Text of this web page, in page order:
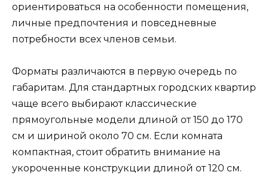
ориентироваться на особенности помещения,
личные предпочтения и повседневные
потребности всех членов семьи.
Форматы различаются в первую очередь по
габаритам. Для стандартных городских квартир
чаще всего выбирают классические
прямоугольные модели длиной от 150 до 170
см и шириной около 70 см. Если комната
компактная, стоит обратить внимание на
укороченные конструкции длиной от 120 см.